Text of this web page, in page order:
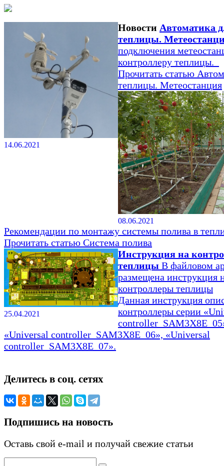
Новости
14.06.2021
Автоматика
теплицы.
подключения
контроллеру теплицы.
Прочитать статью
теплицы. Метеостанция
08.06.2021
Рекомендации по монтажу системы полива в
Прочитать статью Система полива
25.04.2021
Инструкция на
теплицы В файловом
размещена инструкция
контроллеры теплицы
Данная инструкция
контроллеры серии
«Universal controller_SAM3X8E_06», «Universal
controller_SAM3X8E_07».
Делитесь в соц. сетях
Подпишись на новость
Оставь свой e-mail и получай свежие статьи